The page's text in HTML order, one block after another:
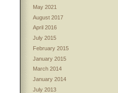
May 2021
August 2017
April 2016
July 2015
February 2015
January 2015
March 2014
January 2014
July 2013